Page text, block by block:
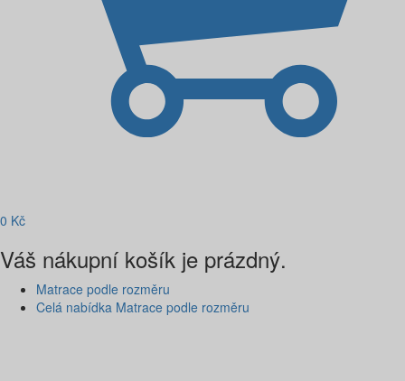
0 Kč
Váš nákupní košík je prázdný.
Matrace podle rozměru
Celá nabídka Matrace podle rozměru